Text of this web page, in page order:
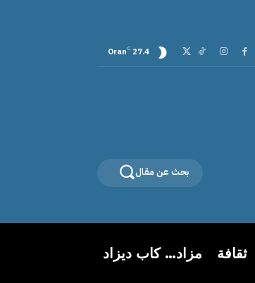
27.4
C
Oran
بحث عن مقال
ثقافة مزاد… كاب ديزاد